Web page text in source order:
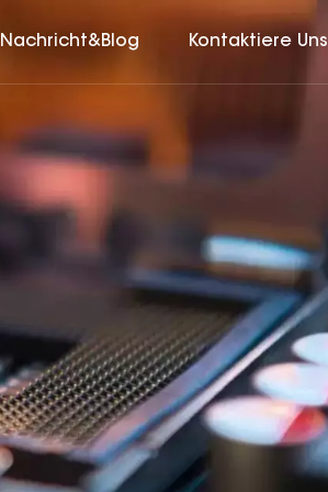
Nachricht&Blog Kontaktiere Uns